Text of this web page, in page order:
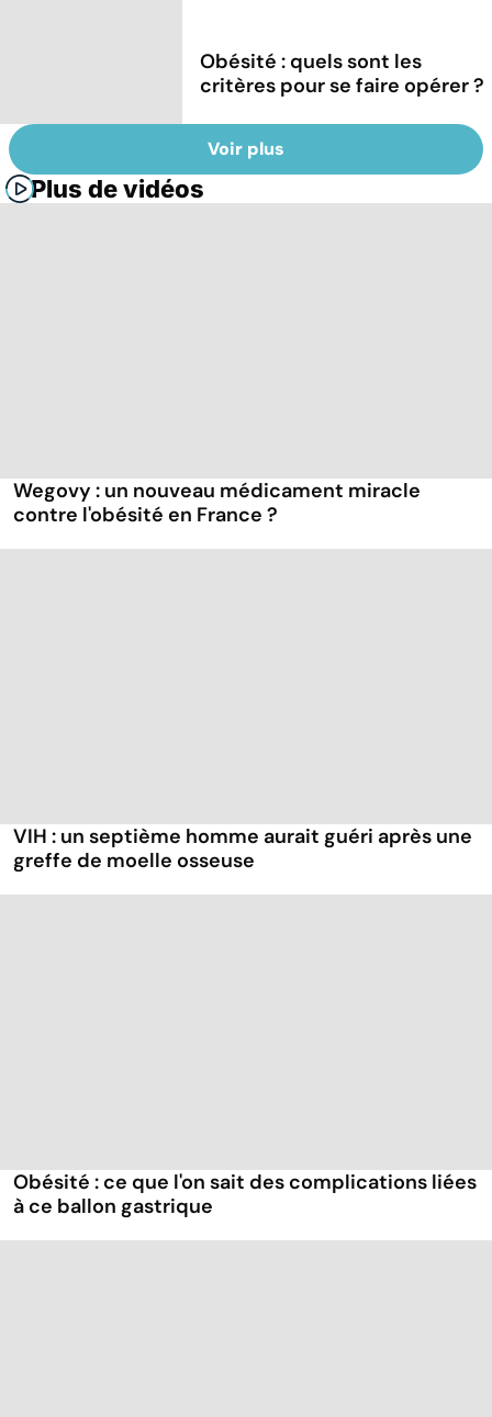
Obésité : quels sont les
critères pour se faire opérer ?
Voir plus
Plus de vidéos
Wegovy : un nouveau médicament miracle
contre l'obésité en France ?
VIH : un septième homme aurait guéri après une
greffe de moelle osseuse
Obésité : ce que l'on sait des complications liées
à ce ballon gastrique